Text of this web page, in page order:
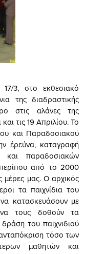
3, στο εκθεσιακό
της διαδραστικής
στις αλάνες της
τις 19 Απριλίου. Το
και Παραδοσιακού
έρεύνα, καταγραφή
και παραδοσιακών
περίπου από το 2000
μέρες μας. Ο αρχικός
τα παιχνίδια του
κατασκευάσουν με
να τους δοθούν τα
του παιχνιδιού
τόσο των
μαθητών και